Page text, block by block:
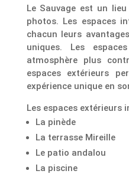
Le Sauvage est un
photos. Les espaces
chacun leurs
uniques. Les
atmosphère plus
espaces extérieurs
expérience unique en
Les espaces extérieurs
La pinède
La terrasse Mireille
Le patio andalou
La piscine